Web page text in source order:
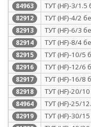
84963 ТУТ (HF)-3/1.5
82912 ТУТ (HF)-4/2
82913 ТУТ (HF)-6/3
82914 ТУТ (HF)-8/4
82915 ТУТ (HF)-10/5
82916 ТУТ (HF)-12/6
82917 ТУТ (HF)-16/8
82918 ТУТ (HF)-20/
84964 ТУТ (HF)-25/
82919 ТУТ (HF)-30/